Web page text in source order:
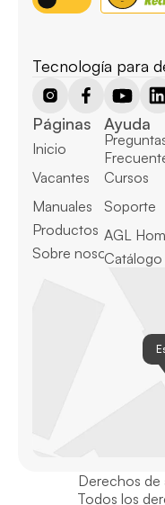
Tecnología para
Páginas
Inicio
Vacantes
Manuales
Productos
Sobre nosotros
Ayuda
Cursos
Soporte
AGL
Catálogo
Derechos
Todos los